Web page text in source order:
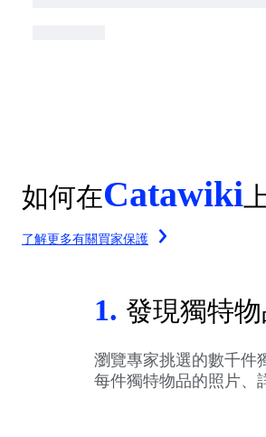
如何在Catawiki
了解更多有關買家保護
1. 發現獨特物
瀏覽專家挑選的數千件
每件獨特物品的照片、